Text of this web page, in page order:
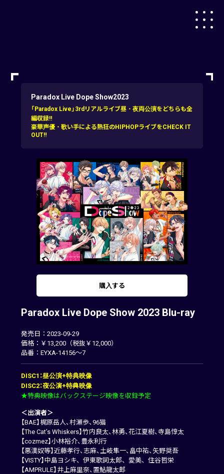
Paradox Live Dope Show2023
「Paradox Live」3rdリアルライブ昼・夜両公演をどちらも全
編収録‼
豪華声優・歌い手による熱狂のHIPHOPライブをCHECK IT
OUT‼
購入する
Paradox Live Dope Show 2023 Blu-ray
発売日：2023-09-29
価格：￥13,200（税抜￥12,000）
品番：EYXA-14156～7
DISC1：昼公演+特典映像
DISC2：夜公演+特典映像
★特典映像はバックステージ映像を収録予定
＜出演者＞
【BAE】梶原岳人、村瀬歩、96猫
【The Cat’s Whiskers】竹内良太、林勇、花江夏樹、寺島惇太
【cozmez】小林裕介、豊永利行
【悪漢奴等】近藤孝行、志麻、土岐隼一、畠中祐、矢野奨吾
【VISTY】中島ヨシキ、伊東歌詞太郎、愛美、住谷哲栄
【AMPRULE】井上麻里奈、置鮎龍太郎